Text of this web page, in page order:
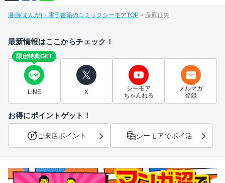
漫画(まんが)・電子書籍のコミックシーモアTOP 藤原征矢
最新情報はここからチェック！
限定特典GET
LINE X
シーモア
ちゃんねる
メルマガ
登録
お得にポイントゲット！
ご来店ポイント シーモアでポイ活